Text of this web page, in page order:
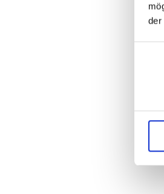
der